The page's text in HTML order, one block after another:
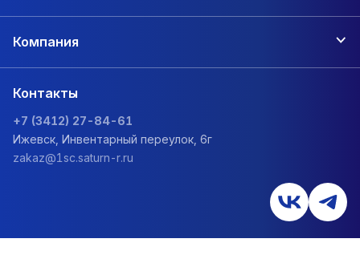
Компания
Контакты
+7 (3412) 27-84-61
Ижевск, Инвентарный переулок, 6г
zakaz@1sc.saturn-r.ru